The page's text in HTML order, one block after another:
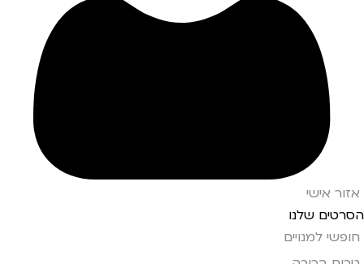
אזור אישי
הסרטים שלנו
חופשי למנויים